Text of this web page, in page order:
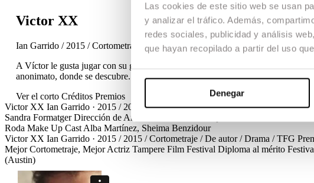
Las cookies de este sitio web se usan
y analizar el tráfico. Además,
redes sociales, publicidad y análisis
que hayan recopilado a partir del uso
Denegar
Victor XX
Ian Garrido / 2015 / Cortometraje / De autor / Drama / TFG
A Víctor le gusta jugar con su género, no sabe si se siente chica o chico. Vive
anonimato, donde se descubre. Pero los secretos no duran para siempre y
Ver el corto Créditos Premios
Victor XX Ian Garrido · 2015 / 2015 / Cortometraje / De autor / Drama / TFG
Sandra Formatger Dirección de Arte
Roda Make Up Cast Alba Martínez, Sheima Benzidour
Victor XX Ian Garrido · 2015 / 2015 / Cortometraje / De autor / Drama / TFG
Mejor Cortometraje, Mejor Actriz Tampere Film Festival Diploma al mérito
(Austin)